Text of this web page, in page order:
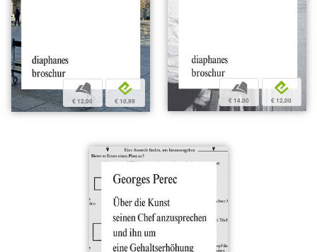
b
€ 12,00
e
€ 10,99
b
€ 14,00
e
€ 12,00